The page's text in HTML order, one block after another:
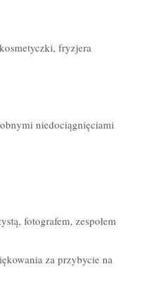
fryzjera
niedociągnięciami
fotografem, zespołem
za przybycie na